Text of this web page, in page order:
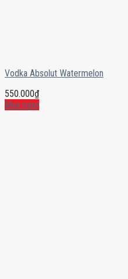
Vodka Absolut Watermelon
550.000₫
Mua ngay